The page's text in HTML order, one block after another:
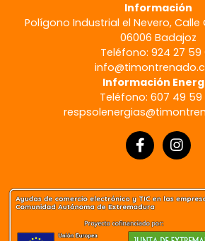
Información
Polígono Industrial el Nevero, Calle
06006 Badajoz
Teléfono: 924 27 59
Información
Teléfono: 607 49 59